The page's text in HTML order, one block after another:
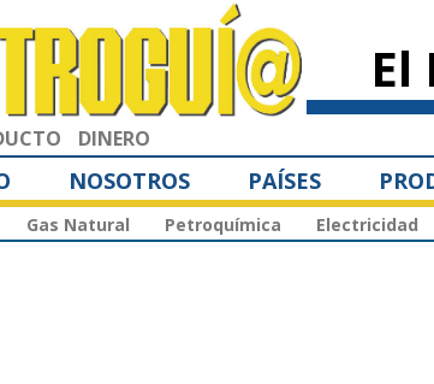
DINERO
NOSOTROS PAÍSES
Gas Natural Petroquímica Electricidad